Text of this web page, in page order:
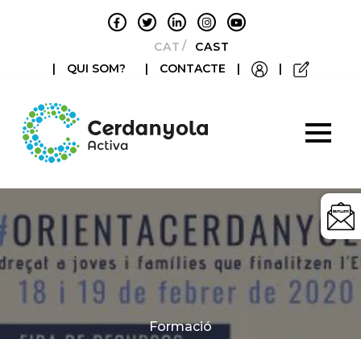
CATALÀCASTELLANO
|
QUI SOM? | CONTACTE | |
Categories
Formació